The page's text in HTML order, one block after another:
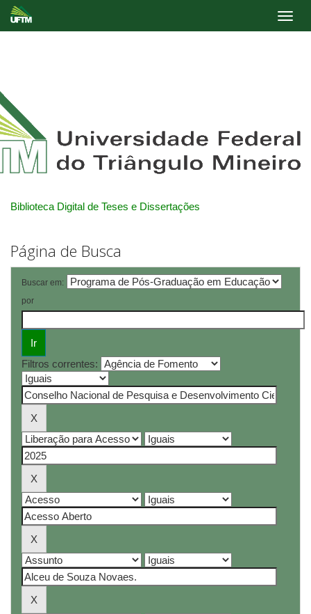
Biblioteca Digital de Teses e Dissertações
Página de Busca
Buscar em:
por
Filtros correntes: